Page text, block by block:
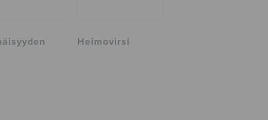
Heimovirsi